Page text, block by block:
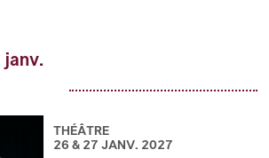
janv.
THÉÂTRE
26 & 27 JANV. 2027